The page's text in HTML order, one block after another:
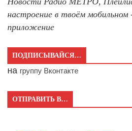
настроение в твоём
приложение
ПОДПИСЫВАЙСЯ…
на группу Вконтакте
ОТПРАВИТЬ В…